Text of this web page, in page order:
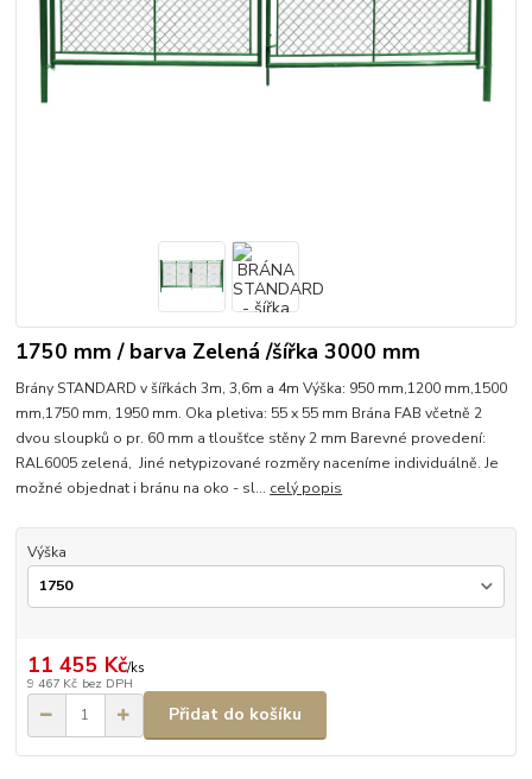
1750 mm / barva Zelená /šířka 3000 mm
Brány STANDARD v šířkách 3m, 3,6m a 4m Výška: 950 mm,1200 mm,1500
mm,1750 mm, 1950 mm. Oka pletiva: 55 x 55 mm Brána FAB včetně 2
dvou sloupků o pr. 60 mm a tloušťce stěny 2 mm Barevné provedení:
RAL6005 zelená, Jiné netypizované rozměry naceníme individuálně. Je
možné objednat i bránu na oko - sl... celý popis
Výška
11 455 Kč/ks
9 467 Kč bez DPH
Přidat do košíku